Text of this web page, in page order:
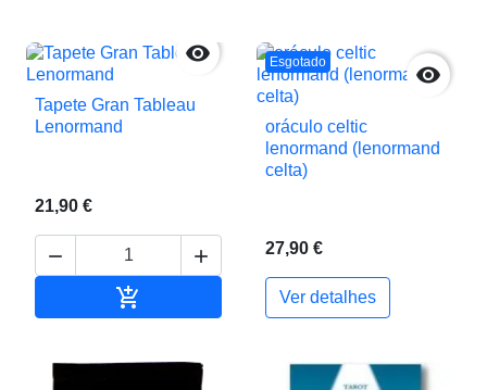

Tapete Gran Tableau
Lenormand
21,90 €
 
 Adicionar ao carrinho
Esgotado 
oráculo celtic
lenormand (lenormand
celta)
27,90 €
Ver detalhes